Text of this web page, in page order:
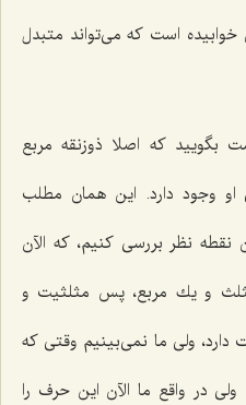
خوابیده است كه مى‌تواند متبدل
كه اصلا ذوزنقه مربع
او وجود دارد. این همان مطلب
نقطه نظر بررسى كنیم، كه الآن
و یك مربع، پس مثلثیت و
دارد، ولى ما نمى‌بینیم وقتى كه
واقع ما الآن این حرف را